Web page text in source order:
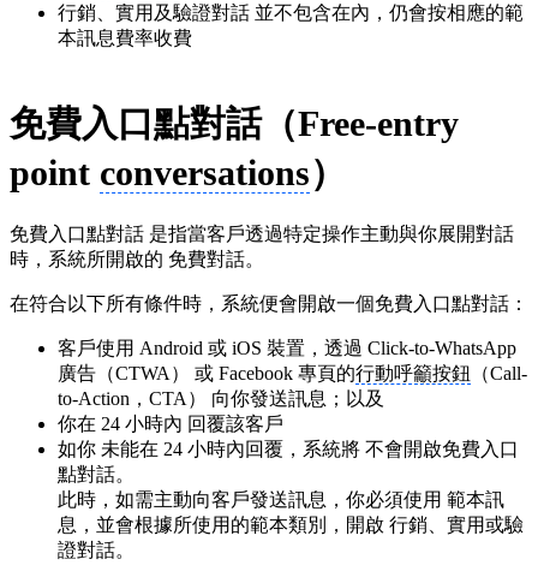
行銷、實用及驗證對話 並不包含在內，仍會按相應的範
本訊息費率收費
免費入口點對話（Free-entry
point conversations）
免費入口點對話 是指當客戶透過特定操作主動與你展開對話
時，系統所開啟的 免費對話。
在符合以下所有條件時，系統便會開啟一個免費入口點對話：
客戶使用 Android 或 iOS 裝置，透過 Click-to-WhatsApp
廣告（CTWA） 或 Facebook 專頁的行動呼籲按鈕
（Call-
to-Action，CTA） 向你發送訊息；以及
你在 24 小時內 回覆該客戶
如你 未能在 24 小時內回覆，系統將 不會開啟免費入口
點對話。
此時，如需主動向客戶發送訊息，你必須使用 範本訊
息，並會根據所使用的範本類別，開啟 行銷、實用或驗
證對話。